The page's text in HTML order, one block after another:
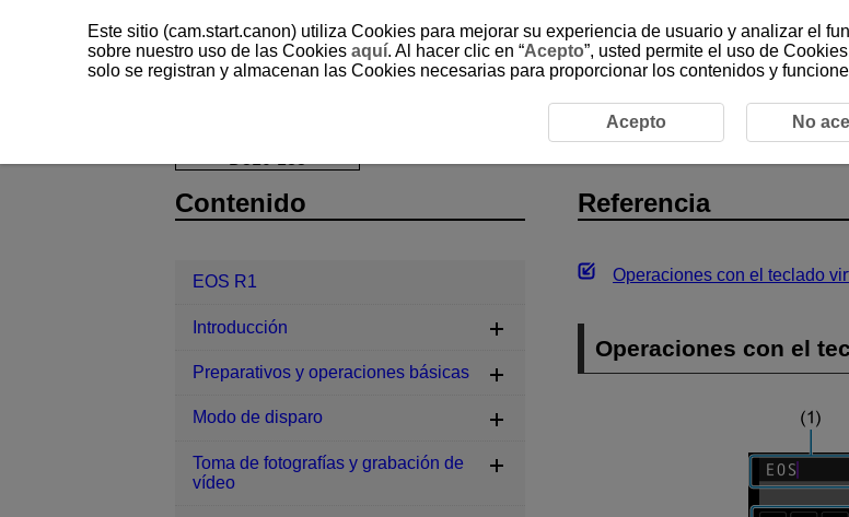
Referencia
Referencia
Operaciones con el teclado
Operaciones con el
Contenido
EOS R1
Introducción
Preparativos y operaciones básicas
Modo de disparo
Toma de fotografías y grabación de
vídeo
Este sitio (cam.start.canon) utiliza Cookies para mejorar su experiencia de usuario y analizar el
sobre nuestro uso de las Cookies aquí. Al hacer clic en “Acepto”, usted permite el uso de
solo se registran y almacenan las Cookies necesarias para proporcionar los contenidos y
Acepto No